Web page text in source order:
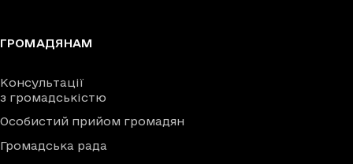
ГРОМАДЯНАМ
Консультації
з громадськістю
Особистий прийом громадян
Громадська рада